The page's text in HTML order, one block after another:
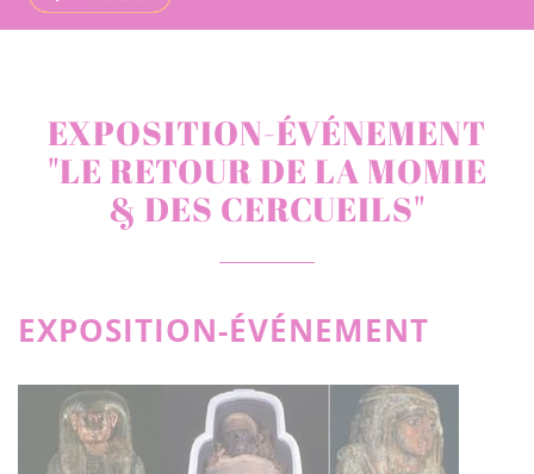
EXPOSITION-ÉVÉNEMENT
"LE RETOUR DE LA MOMIE
& DES CERCUEILS"
EXPOSITION-ÉVÉNEMENT